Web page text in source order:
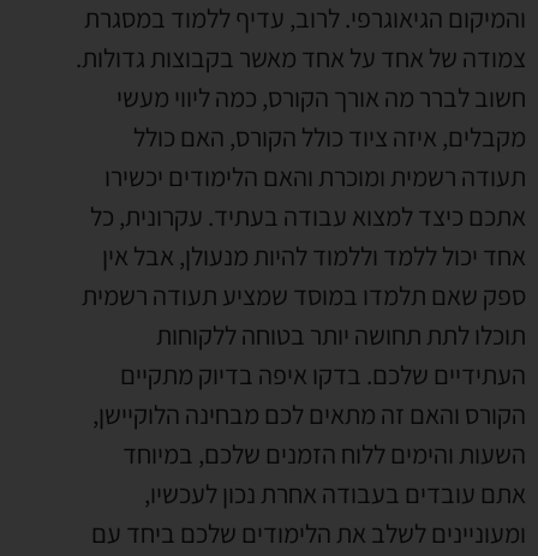
והמיקום הגיאוגרפי. לרוב, עדיף ללמוד במסגרת
צמודה של אחד על אחד מאשר בקבוצות גדולות.
חשוב לברר מה אורך הקורס, כמה ליווי מעשי
מקבלים, איזה ציוד כולל הקורס, האם כולל
תעודה רשמית ומוכרת והאם הלימודים יכשירו
אתכם כיצד למצוא עבודה בעתיד. עקרונית, כל
אחד יכול ללמד וללמוד להיות מנעולן, אבל אין
ספק שאם תלמדו במוסד שמציע תעודה רשמית
תוכלו לתת תחושה יותר בטוחה ללקוחות
העתידיים שלכם. בדקו איפה בדיוק מתקיים
הקורס והאם זה מתאים לכם מבחינה הלוקיישן,
השעות והימים ללוח הזמנים שלכם, במיוחד
אתם עובדים בעבודה אחרת נכון לעכשיו,
ומעוניינים לשלב את הלימודים שלכם ביחד עם